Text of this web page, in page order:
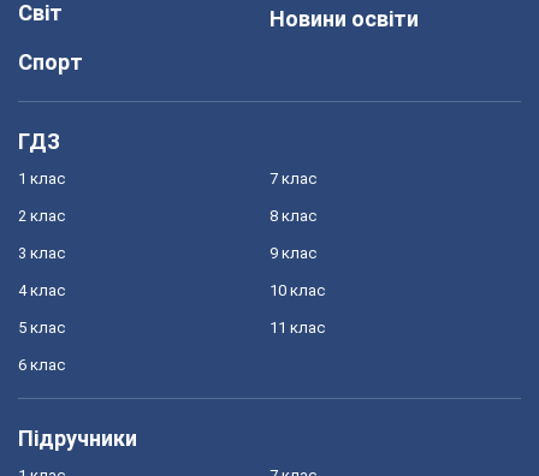
Світ
Спорт
Новини освіти
ГДЗ
1 клас
2 клас
3 клас
4 клас
5 клас
6 клас
7 клас
8 клас
9 клас
10 клас
11 клас
Підручники